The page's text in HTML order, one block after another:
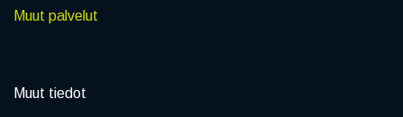
Muut palvelut
Muut tiedot